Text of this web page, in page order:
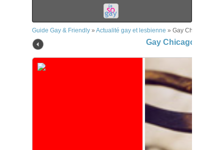
Guide Gay & Friendly » Actualité gay et lesbienne » Gay Chicago Mag
Gay Chicago Mag